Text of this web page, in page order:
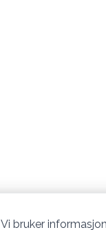
Vi bruker